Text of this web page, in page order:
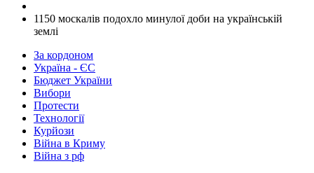
​1150 москалів подохло минулої доби на українській
землі
За кордоном
Україна - ЄС
Бюджет України
Вибори
Протести
Технології
Курйози
Війна в Криму
Війна з рф